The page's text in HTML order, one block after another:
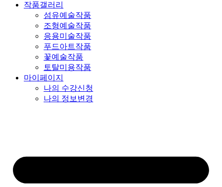
작품갤러리
섬유예술작품
조형예술작품
응용미술작품
푸드아트작품
꽃예술작품
토탈미용작품
마이페이지
나의 수강신청
나의 정보변경